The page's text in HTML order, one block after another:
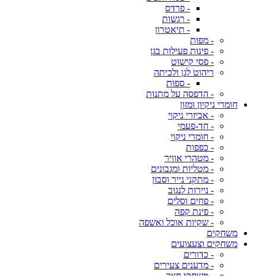
- פרדס
- רגשות
- תיאטרון
- מפות
- פינות פעילות בגן
- פסי קישוט
ריהוט לגן ולכיתה
- ספות
- הדפסה על מתנות
חומרי ניקיון ומזון
- אביזרי ניקוי
- חד-פעמי
- חומרי ניקוי
- כפפות
- מטהרי אוויר
- מטליות ומגבונים
- מתקני נייר וסבון
- ניירות לנגוב
- פחים וסלים
- פינת קפה
- שקיות אוכל ואשפה
משחקים
משחקים וצעצועים
- כדורים
- מדענים צעירים